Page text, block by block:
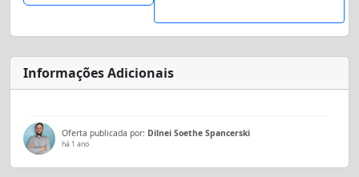
Informações Adicionais
Oferta publicada por: Dilnei Soethe Spancerski
há 1 ano